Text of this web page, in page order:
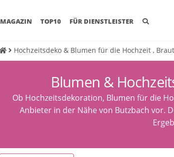
MAGAZIN (CURRENT)
TOP10 FÜR DIENSTLEISTER
Hochzeitsdeko & Blumen für die Hochzeit ,
Blumen &
Ob Hochzeitsdekoration, Blumen für die
Anbieter in der Nähe von Butzbach vor.